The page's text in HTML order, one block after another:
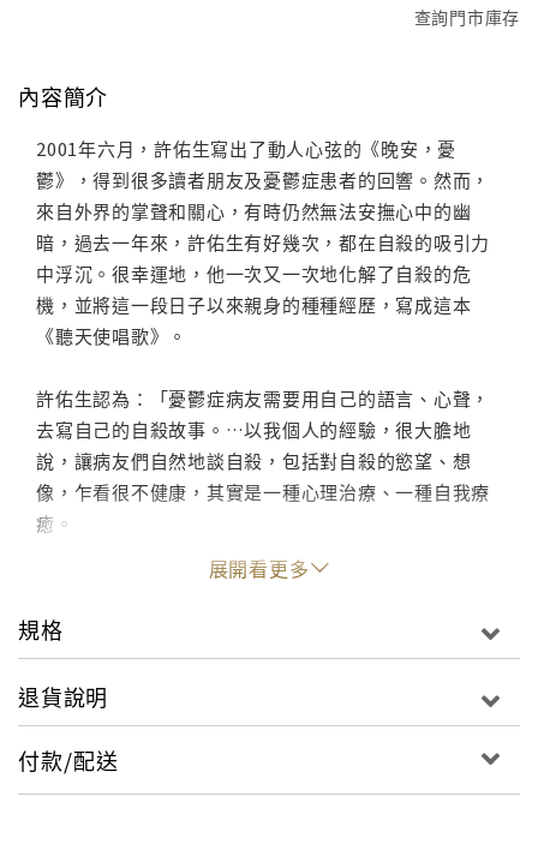
查詢門市庫存
內容簡介
2001年六月，許佑生寫出了動人心弦的《晚安，憂
鬱》，得到很多讀者朋友及憂鬱症患者的回響。然而，
來自外界的掌聲和關心，有時仍然無法安撫心中的幽
暗，過去一年來，許佑生有好幾次，都在自殺的吸引力
中浮沉。很幸運地，他一次又一次地化解了自殺的危
機，並將這一段日子以來親身的種種經歷，寫成這本
《聽天使唱歌》。
許佑生認為：「憂鬱症病友需要用自己的語言、心聲，
去寫自己的自殺故事。…以我個人的經驗，很大膽地
說，讓病友們自然地談自殺，包括對自殺的慾望、想
像，乍看很不健康，其實是一種心理治療、一種自我療
癒。
「我雖在書中大談自殺，主要的用意是在阻止自殺，我
認為談開它，才有助益。剝開自殺的神秘表層，直視它
的核心，特別是它與憂鬱症糾葛的那部分，細心檢查之
生信仰、民族性格、價值系統、童年經驗都息息相關。
條人生的血管阻礙膨脹了，知道哪一處情緒的臟器長了
展開看更多
規格
退貨說明
付款/配送